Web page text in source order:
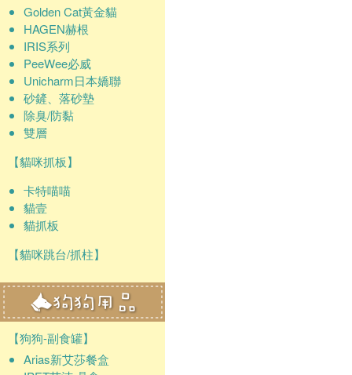
Golden Cat黃金貓
HAGEN赫根
IRIS系列
PeeWee必威
Unicharm日本嬌聯
砂鏟、落砂墊
除臭/防黏
雙層
【貓咪抓板】
卡特喵喵
貓壹
貓抓板
【貓咪跳台/抓柱】
【狗狗-副食罐】
Arias新艾莎餐盒